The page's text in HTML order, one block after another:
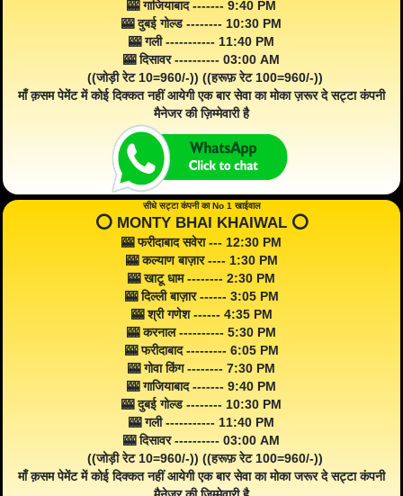
🎰 गाजियाबाद ------- 9:40 PM
🎰 दुबई गोल्ड -------- 10:30 PM
🎰 गली ----------- 11:40 PM
🎰 दिसावर ---------- 03:00 AM
((जोड़ी रेट 10=960/-)) ((हरूफ़ रेट 100=960/-))
माँ क़सम पेमेंट में कोई दिक्कत नहीं आयेगी एक बार सेवा का मोका ज़रूर दे सट्टा कंपनी
मैनेजर की ज़िम्मेवारी है
सीधे सट्टा कंपनी का No 1 खाईवाल
⭕️ MONTY BHAI KHAIWAL ⭕️
🎰 फरीदाबाद सवेरा --- 12:30 PM
🎰 कल्याण बाज़ार ---- 1:30 PM
🎰 खाटू धाम -------- 2:30 PM
🎰 दिल्ली बाज़ार ------ 3:05 PM
🎰 श्री गणेश ------ 4:35 PM
🎰 करनाल ---------- 5:30 PM
🎰 फरीदाबाद --------- 6:05 PM
🎰 गोवा किंग -------- 7:30 PM
🎰 गाजियाबाद ------- 9:40 PM
🎰 दुबई गोल्ड -------- 10:30 PM
🎰 गली ----------- 11:40 PM
🎰 दिसावर ---------- 03:00 AM
((जोड़ी रेट 10=960/-)) ((हरूफ़ रेट 100=960/-))
माँ क़सम पेमेंट में कोई दिक्कत नहीं आयेगी एक बार सेवा का मोका जरूर दे सट्टा कंपनी